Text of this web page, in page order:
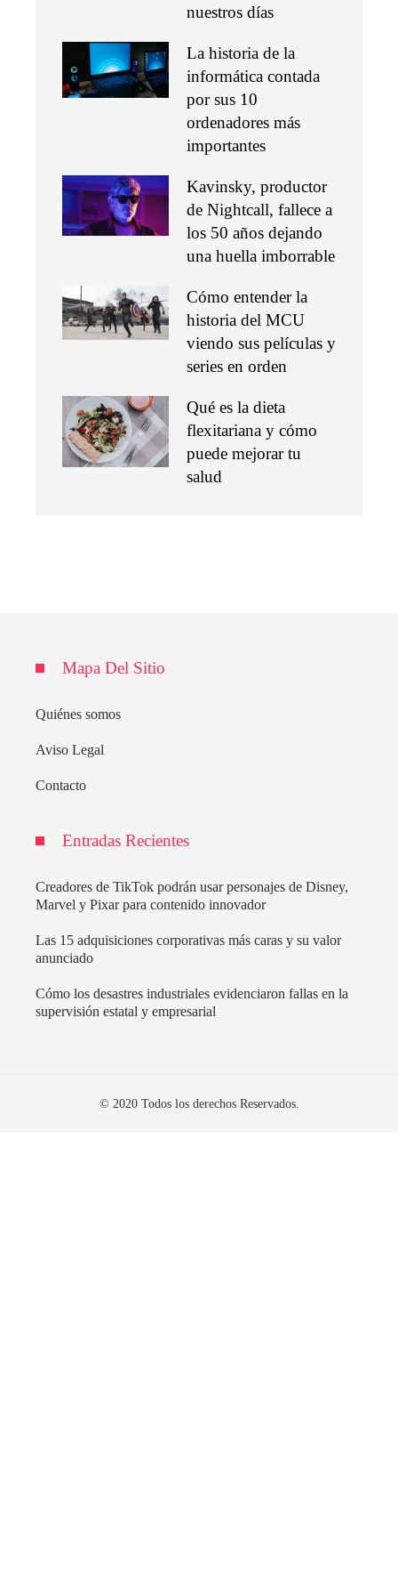
nuestros días
La historia de la
informática contada
por sus 10
ordenadores más
importantes
Kavinsky, productor
de Nightcall, fallece a
los 50 años dejando
una huella imborrable
Cómo entender la
historia del MCU
viendo sus películas y
series en orden
Qué es la dieta
flexitariana y cómo
puede mejorar tu
salud
Mapa Del Sitio
Quiénes somos
Aviso Legal
Contacto
Entradas Recientes
Creadores de TikTok podrán usar personajes de Disney,
Marvel y Pixar para contenido innovador
Las 15 adquisiciones corporativas más caras y su valor
anunciado
Cómo los desastres industriales evidenciaron fallas en la
supervisión estatal y empresarial
© 2020 Todos los derechos Reservados.